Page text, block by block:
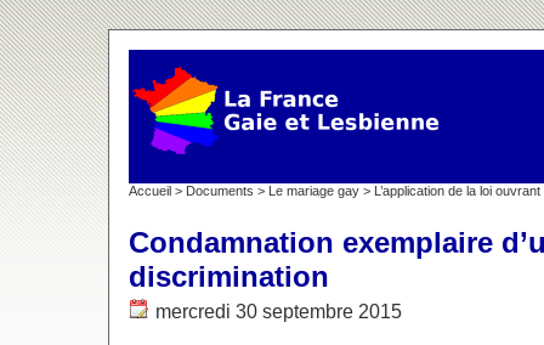
Accueil > Documents > Le mariage gay > L’application de la loi
Condamnation exemplaire
discrimination
mercredi 30 septembre 2015